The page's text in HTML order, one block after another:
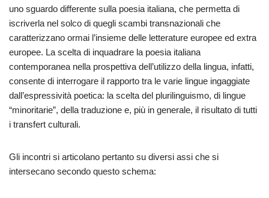
uno sguardo differente sulla poesia italiana, che permetta di
iscriverla nel solco di quegli scambi transnazionali che
caratterizzano ormai l’insieme delle letterature europee ed extra
europee. La scelta di inquadrare la poesia italiana
contemporanea nella prospettiva dell’utilizzo della lingua, infatti,
consente di interrogare il rapporto tra le varie lingue ingaggiate
dall’espressività poetica: la scelta del plurilinguismo, di lingue
“minoritarie”, della traduzione e, più in generale, il risultato di tutti
i transfert culturali.
Gli incontri si articolano pertanto su diversi assi che si
intersecano secondo questo schema: